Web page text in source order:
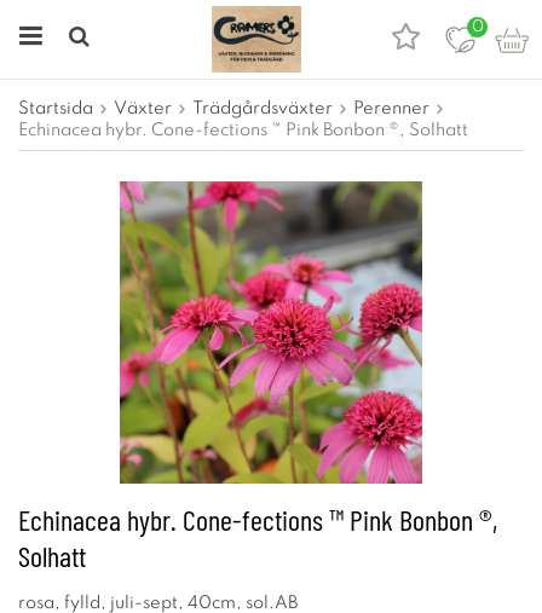
0
Startsida Växter Trädgårdsväxter
Perenner
Echinacea hybr. Cone-fections ™ Pink Bonbon ®, Solhatt
Echinacea hybr. Cone-fections ™ Pink Bonbon ®,
Solhatt
rosa, fylld, juli-sept, 40cm, sol.AB